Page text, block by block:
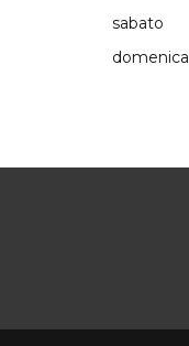
sabato
domenica